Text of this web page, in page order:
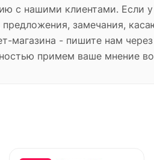
с нашими клиентами. Если у
замечания,
магазина - пишите нам
примем ваше мнение